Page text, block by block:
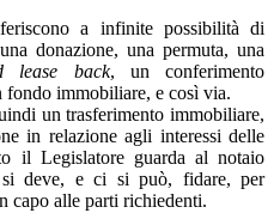
a infinite possibilità di
donazione, una permuta, una
lease back, un conferimento
immobiliare, e così via.
un trasferimento immobiliare,
in relazione agli interessi delle
il Legislatore guarda al notaio
deve, e ci si può, fidare, per
capo alle parti richiedenti.